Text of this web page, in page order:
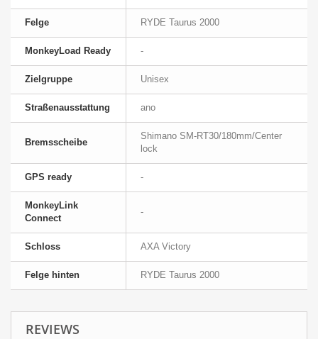
Felge RYDE Taurus 2000
MonkeyLoad Ready -
Zielgruppe Unisex
Straßenausstattung ano
Bremsscheibe
Shimano SM-RT30/180mm/Center
lock
GPS ready -
MonkeyLink
Connect
-
Schloss AXA Victory
Felge hinten RYDE Taurus 2000
REVIEWS